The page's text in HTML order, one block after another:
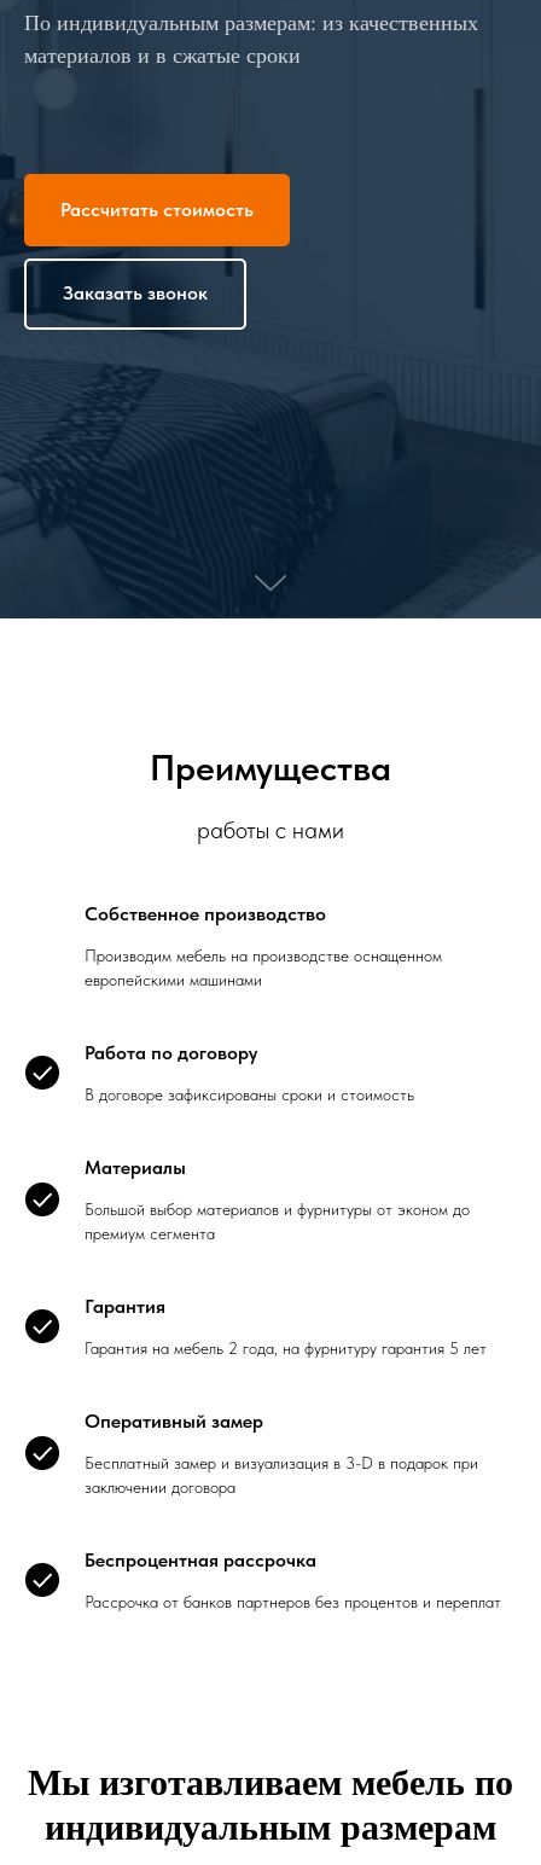
По индивидуальным размерам: из качественных
материалов и в сжатые сроки
Рассчитать стоимость
Заказать звонок
Преимущества
работы с нами
Собственное производство
Производим мебель на производстве оснащенном
европейскими машинами
Работа по договору
В договоре зафиксированы сроки и стоимость
Материалы
Большой выбор материалов и фурнитуры от эконом до
премиум сегмента
Гарантия
Гарантия на мебель 2 года, на фурнитуру гарантия 5 лет
Оперативный замер
Бесплатный замер и визуализация в 3-D в подарок при
заключении договора
Беспроцентная рассрочка
Рассрочка от банков партнеров без процентов и переплат
Мы изготавливаем мебель по
индивидуальным размерам